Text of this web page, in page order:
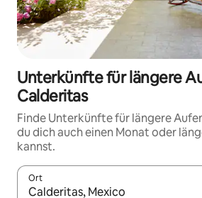
Unterkünfte für längere
Calderitas
Finde Unterkünfte für längere
du dich auch einen Monat oder
kannst.
Ort
Wenn Ergebnisse verfügbar sind,